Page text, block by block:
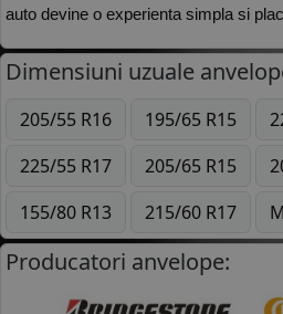
auto devine o experienta simpla si
Dimensiuni uzuale
205/55 R16 195/65 R15
225/55 R17
205/65 R15
155/80 R13
215/60 R17
Producatori anvelope: